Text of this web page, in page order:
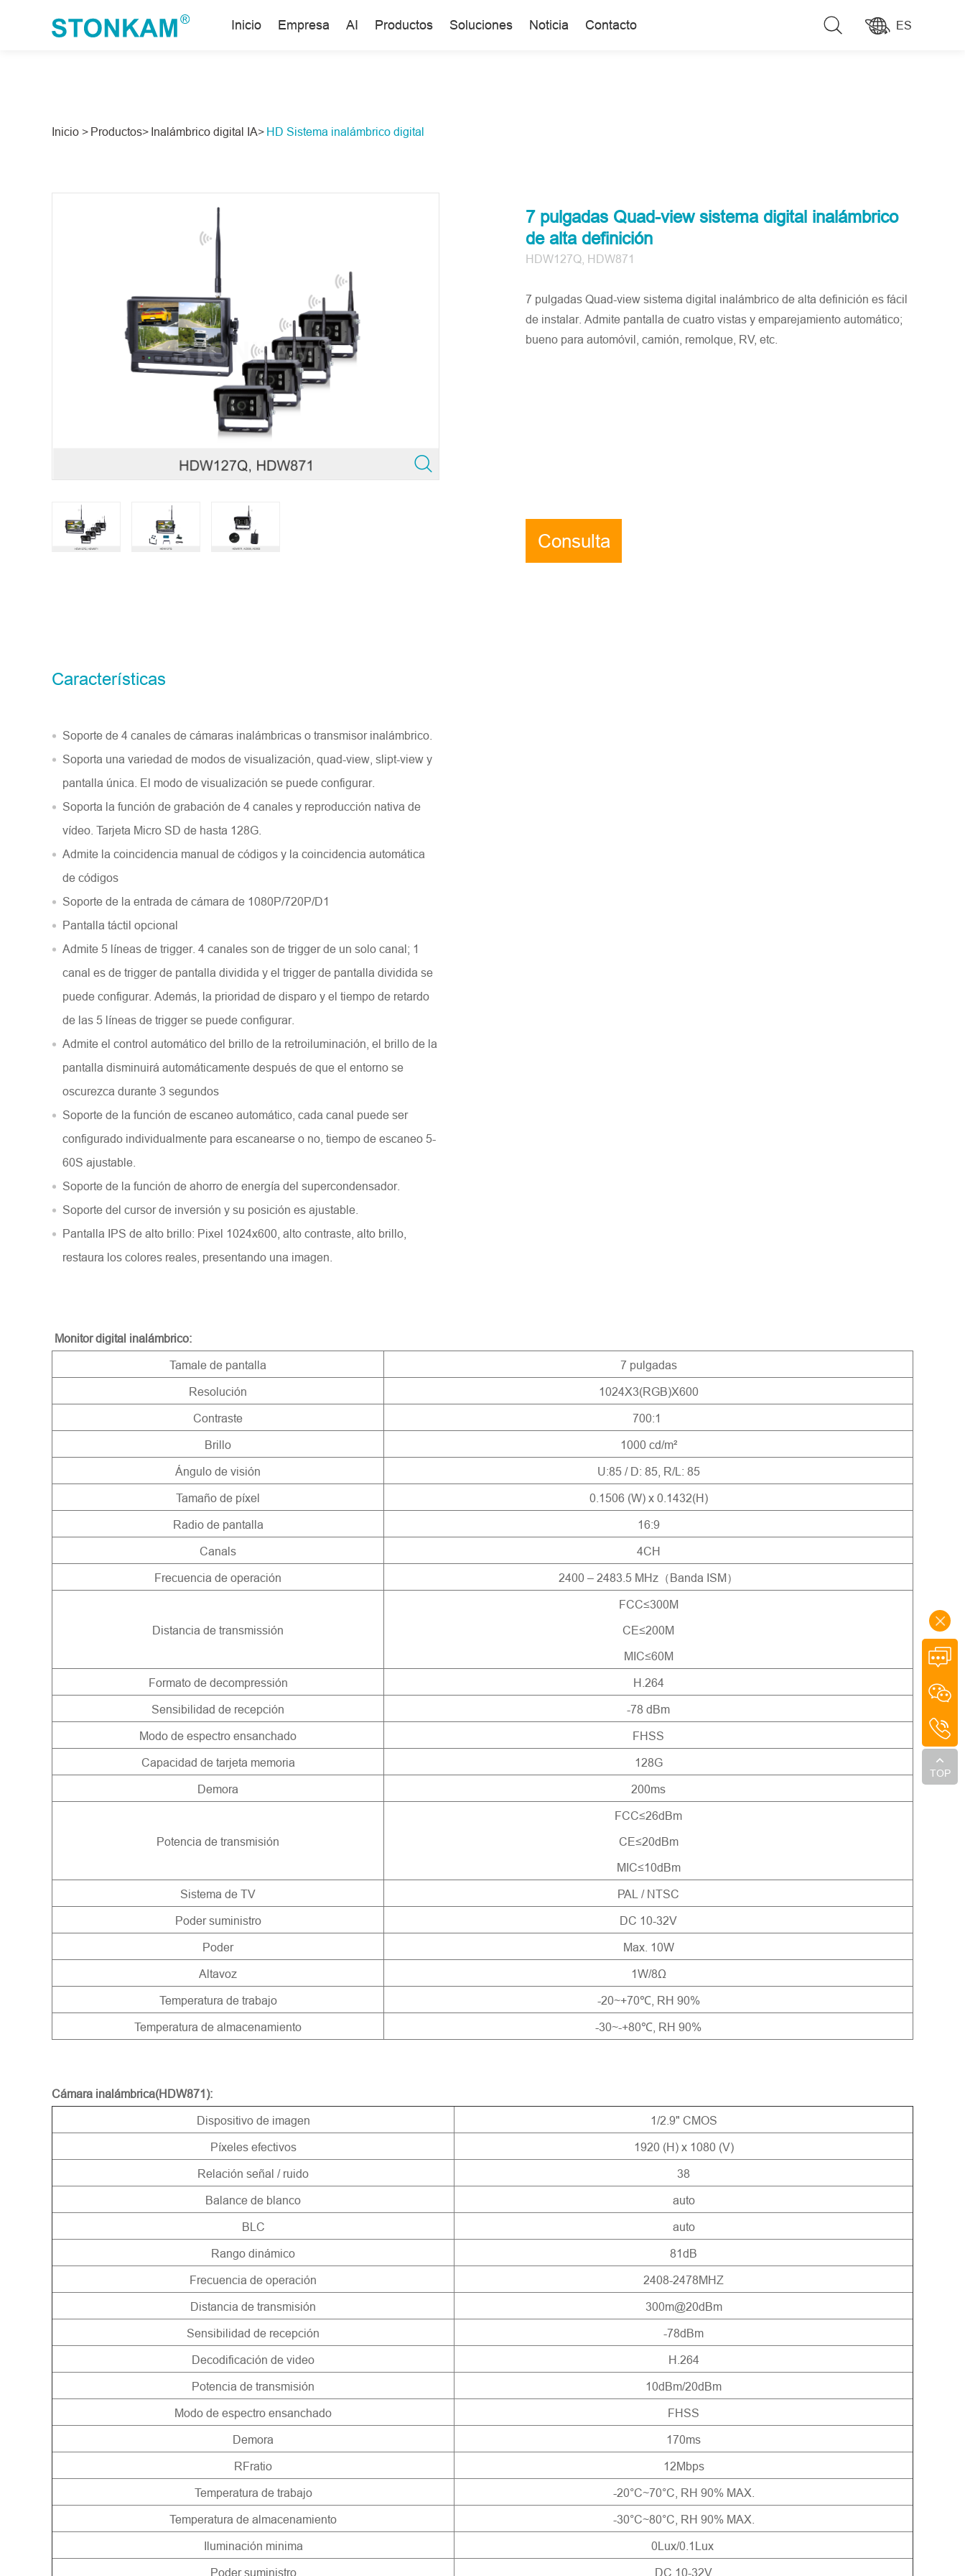
TOP
Inicio Empresa AI Productos Soluciones Noticia Contacto ES
Inicio > Productos> Inalámbrico digital IA> HD Sistema inalámbrico digital
7 pulgadas Quad-view sistema digital inalámbrico
de alta definición
HDW127Q, HDW871
7 pulgadas Quad-view sistema digital inalámbrico de alta definición es fácil
de instalar. Admite pantalla de cuatro vistas y emparejamiento automático;
bueno para automóvil, camión, remolque, RV, etc.
Consulta
Características
Soporte de 4 canales de cámaras inalámbricas o transmisor inalámbrico.
Soporta una variedad de modos de visualización, quad-view, slipt-view y
pantalla única. El modo de visualización se puede configurar.
Soporta la función de grabación de 4 canales y reproducción nativa de
vídeo. Tarjeta Micro SD de hasta 128G.
Admite la coincidencia manual de códigos y la coincidencia automática
de códigos
Soporte de la entrada de cámara de 1080P/720P/D1
Pantalla táctil opcional
Admite 5 líneas de trigger. 4 canales son de trigger de un solo canal; 1
canal es de trigger de pantalla dividida y el trigger de pantalla dividida se
puede configurar. Además, la prioridad de disparo y el tiempo de retardo
de las 5 líneas de trigger se puede configurar.
Admite el control automático del brillo de la retroiluminación, el brillo de la
pantalla disminuirá automáticamente después de que el entorno se
oscurezca durante 3 segundos
Soporte de la función de escaneo automático, cada canal puede ser
configurado individualmente para escanearse o no, tiempo de escaneo 5-
60S ajustable.
Soporte de la función de ahorro de energía del supercondensador.
Soporte del cursor de inversión y su posición es ajustable.
Pantalla IPS de alto brillo: Pixel 1024x600, alto contraste, alto brillo,
restaura los colores reales, presentando una imagen.
Monitor digital inalámbrico:
Tamale de pantalla 7 pulgadas
Resolución 1024X3(RGB)X600
Contraste 700:1
Brillo 1000 cd/m²
Ángulo de visión U:85 / D: 85, R/L: 85
Tamaño de píxel 0.1506 (W) x 0.1432(H)
Radio de pantalla 16:9
Canals 4CH
Frecuencia de operación 2400 – 2483.5 MHz（Banda ISM）
Distancia de transmissión
FCC≤300M
CE≤200M
MIC≤60M
Formato de decompressión H.264
Sensibilidad de recepción -78 dBm
Modo de espectro ensanchado FHSS
Capacidad de tarjeta memoria 128G
Demora 200ms
Potencia de transmisión
FCC≤26dBm
CE≤20dBm
MIC≤10dBm
Sistema de TV PAL / NTSC
Poder suministro DC 10-32V
Poder Max. 10W
Altavoz 1W/8Ω
Temperatura de trabajo -20~+70℃, RH 90%
Temperatura de almacenamiento -30~-+80℃, RH 90%
Cámara inalámbrica(HDW871):
Dispositivo de imagen 1/2.9" CMOS
Píxeles efectivos 1920 (H) x 1080 (V)
Relación señal / ruido 38
Balance de blanco auto
BLC auto
Rango dinámico 81dB
Frecuencia de operación 2408-2478MHZ
Distancia de transmisión 300m@20dBm
Sensibilidad de recepción -78dBm
Decodificación de video H.264
Potencia de transmisión 10dBm/20dBm
Modo de espectro ensanchado FHSS
Demora 170ms
RFratio 12Mbps
Temperatura de trabajo -20°C~70°C, RH 90% MAX.
Temperatura de almacenamiento -30°C~80°C, RH 90% MAX.
Iluminación minima 0Lux/0.1Lux
Poder suministro DC 10-32V